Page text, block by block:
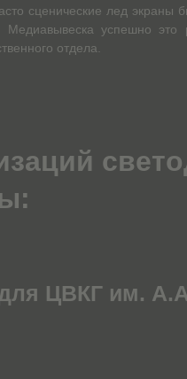
сценические лед
успешно это
отдела.
для ЦВКГ им.